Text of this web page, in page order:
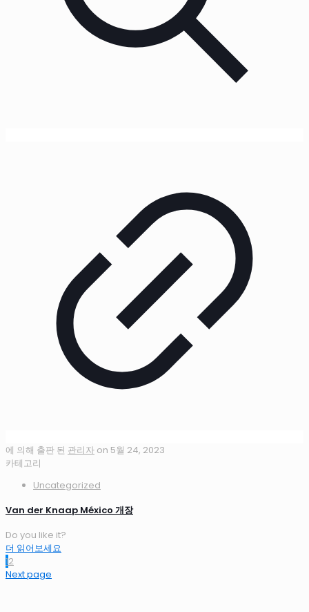
에 의해 출판 된 관리자 on 5월 24, 2023
카테고리
Uncategorized
Van der Knaap México 개장
Do you like it?
더 읽어보세요
12
Next page